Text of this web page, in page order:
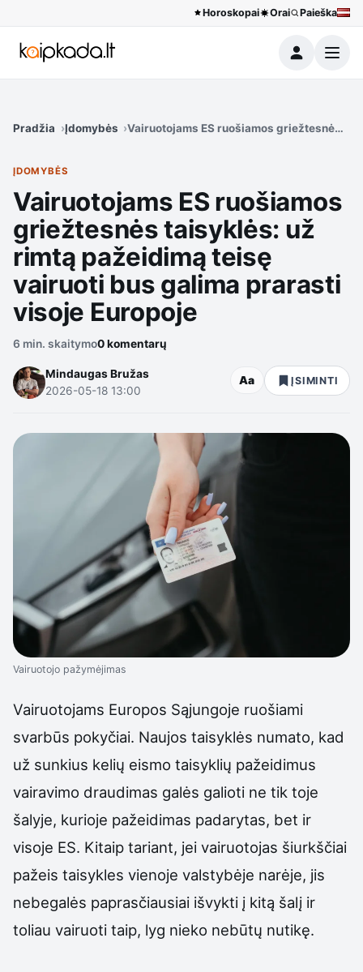
Horoskopai Orai Paieška
Meniu
Pradžia Įdomybės Vairuotojams ES ruošiamos griežtesnės
ĮDOMYBĖS
Vairuotojams ES ruošiamos
griežtesnės taisyklės: už
rimtą pažeidimą teisę
vairuoti bus galima prarasti
visoje Europoje
6 min. skaitymo0 komentarų
Mindaugas Bružas
2026-05-18 13:00
Aa ĮSIMINTI
Vairuotojo pažymėjimas
Vairuotojams Europos Sąjungoje ruošiami
svarbūs pokyčiai. Naujos taisyklės numato, kad
už sunkius kelių eismo taisyklių pažeidimus
vairavimo draudimas galės galioti ne tik toje
šalyje, kurioje pažeidimas padarytas, bet ir
visoje ES. Kitaip tariant, jei vairuotojas šiurkščiai
pažeis taisykles vienoje valstybėje narėje, jis
nebegalės paprasčiausiai išvykti į kitą šalį ir
toliau vairuoti taip, lyg nieko nebūtų nutikę.